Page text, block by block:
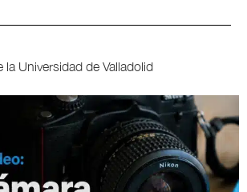
la Universidad de Valladolid